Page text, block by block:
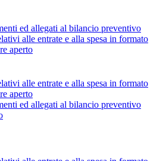
ed allegati al bilancio preventivo
alle entrate e alla spesa in formato
aperto
alle entrate e alla spesa in formato
aperto
ed allegati al bilancio preventivo